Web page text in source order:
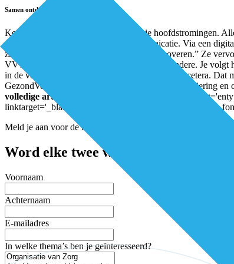
Samen ontdekken
Kesler: “GezondVeluwe bestaat uit drie hoofdstromingen.
organisaties. Vervolgens is er de communicatie. Via een
zaken ontdekken en van daaruit kunnen innoveren.” Ze
VVT, ziet de ene partij wat er gebeurt bij de andere. Je volgt
in de verschillende fases, je herkent tendensen et cetera.
GezondVeluwe zou ook nieuwe vormen van financiering en
volledige artikel hier:
[av_font_icon icon='ue82d'
linktarget='_blank' color='' size='40px' position='left'][/
Meld je aan voor de nieuwsbrief
Word elke twee weken geïnspireerd
Voornaam
Achternaam
E-mailadres
In welke thema’s ben je geïnteresseerd?